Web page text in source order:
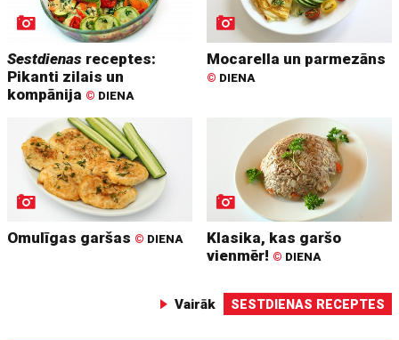
Sestdienas receptes:
Pikanti zilais un
kompānija © DIENA
Mocarella un parmezāns
© DIENA
Omulīgas garšas © DIENA
Klasika, kas garšo
vienmēr! © DIENA
Vairāk SESTDIENAS RECEPTES